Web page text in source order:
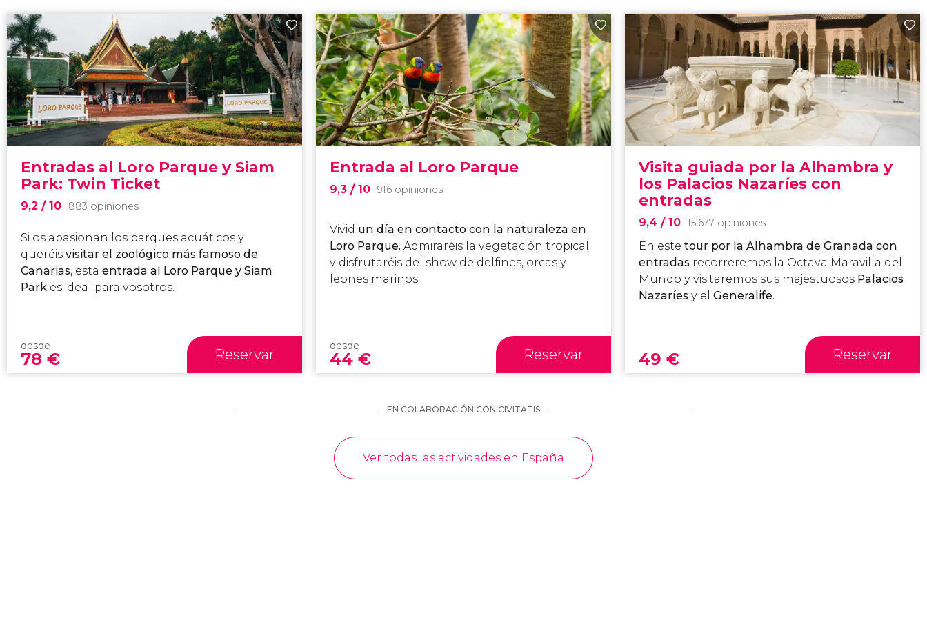
Entradas al Loro Parque y Siam
Park: Twin Ticket
9,2/ 10 883 opiniones
Si os apasionan los parques acuáticos y
queréisvisitar el zoológico más famoso de
Canarias, estaentrada al Loro Parque y Siam
Park es ideal para vosotros.
desde
78€ Reservar
Entrada al Loro Parque
9,3 / 10 916 opiniones
Vivid un día en contacto con la naturaleza en
Loro Parque. Admiraréis la vegetación tropical
y disfrutaréis del show de delfines, orcas y
leones marinos.
desde
44 € Reservar
Visita guiada por la Alhambra y
los Palacios Nazaríes con
entradas
9,4 / 10 15.677 opiniones
En este tour por la Alhambra de Granada con
entradasrecorreremos la Octava Maravilla del
Mundo y visitaremos sus majestuosos Palacios
Nazaríes y el Generalife.
49 € Reservar
EN COLABORACIÓN CON CIVITATIS
Ver todas las actividades en España